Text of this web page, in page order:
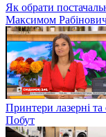
Як обрати
Максимом
Принтери лазерні
Побут